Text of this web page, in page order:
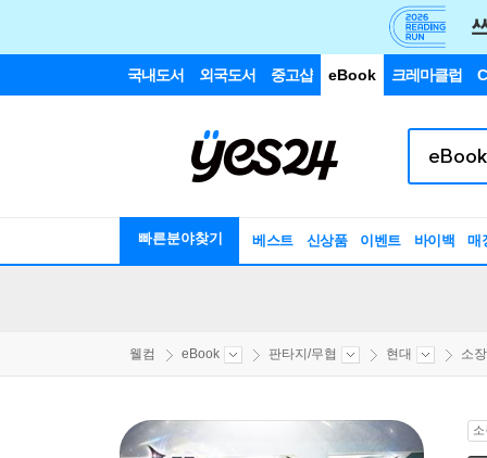
국내도서 외국도서 중고샵 eBook 크레마클럽
빠른분야찾기 베스트 신상품 이벤트 바이백 매
웰컴 eBook 판타지/무협 현대 소장